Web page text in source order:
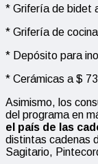
* Grifería de bidet
* Grifería de
* Depósito para
* Cerámicas a $
Asimismo, los
del programa en
el país de las
distintas cadenas
Sagitario,